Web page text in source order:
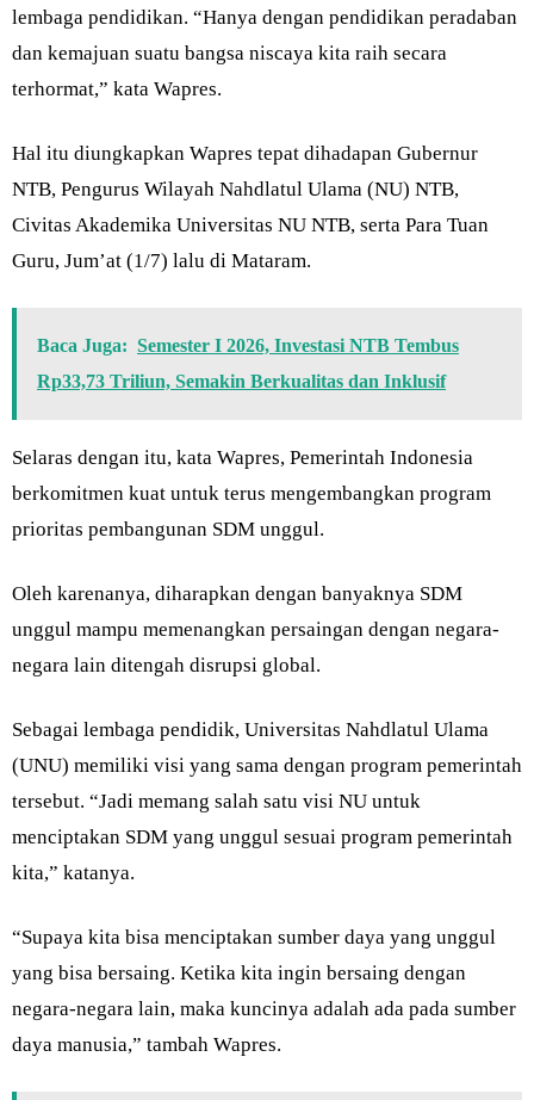
lembaga pendidikan. “Hanya dengan pendidikan peradaban
dan kemajuan suatu bangsa niscaya kita raih secara
terhormat,” kata Wapres.
Hal itu diungkapkan Wapres tepat dihadapan Gubernur
NTB, Pengurus Wilayah Nahdlatul Ulama (NU) NTB,
Civitas Akademika Universitas NU NTB, serta Para Tuan
Guru, Jum’at (1/7) lalu di Mataram.
Baca Juga: Semester I 2026, Investasi NTB Tembus
Rp33,73 Triliun, Semakin Berkualitas dan Inklusif
Selaras dengan itu, kata Wapres, Pemerintah Indonesia
berkomitmen kuat untuk terus mengembangkan program
prioritas pembangunan SDM unggul.
Oleh karenanya, diharapkan dengan banyaknya SDM
unggul mampu memenangkan persaingan dengan negara-
negara lain ditengah disrupsi global.
Sebagai lembaga pendidik, Universitas Nahdlatul Ulama
(UNU) memiliki visi yang sama dengan program pemerintah
tersebut. “Jadi memang salah satu visi NU untuk
menciptakan SDM yang unggul sesuai program pemerintah
kita,” katanya.
“Supaya kita bisa menciptakan sumber daya yang unggul
yang bisa bersaing. Ketika kita ingin bersaing dengan
negara-negara lain, maka kuncinya adalah ada pada sumber
daya manusia,” tambah Wapres.